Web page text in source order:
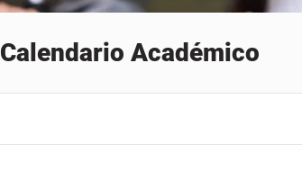
Calendario Académico